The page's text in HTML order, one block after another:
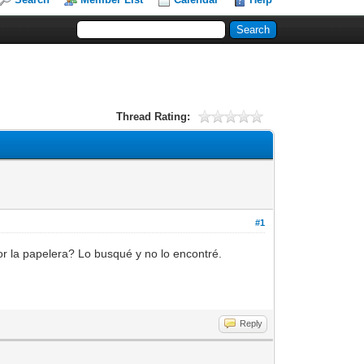
Thread Rating:
#1
la papelera? Lo busqué y no lo encontré.
Reply